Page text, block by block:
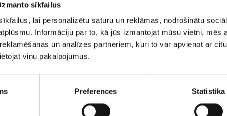
sīkfailus
lai personalizētu saturu un reklāmas, nodrošinātu
Informāciju par to, kā jūs izmantojat mūsu vietni, mēs
un analīzes partneriem, kuri to var apvienot ar
viņu pakalpojumus.
Preferences Statistika
Jau rīt, 21. maijā, plkst. 10.00 tirdzniecībā būs
Oktobrī gaidāmas visiem iemīļotas izrādes:
un vilks”, “Gangsteromīte" un citas! Kā arī
Lūko pēc biļetēm https://